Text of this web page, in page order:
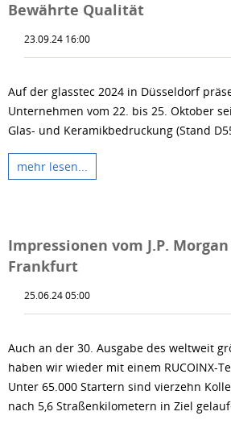
Bewährte Qualität
23.09.24 16:00
Auf der glasstec 2024 in Düsseldorf
Unternehmen vom 22. bis 25. Oktober
Glas- und Keramikbedruckung (Stand
mehr lesen...
Impressionen vom J.P.
Frankfurt
25.06.24 05:00
Auch an der 30. Ausgabe des weltweit
haben wir wieder mit einem RUCOINX-
Unter 65.000 Startern sind vierzehn
nach 5,6 Straßenkilometern in Ziel